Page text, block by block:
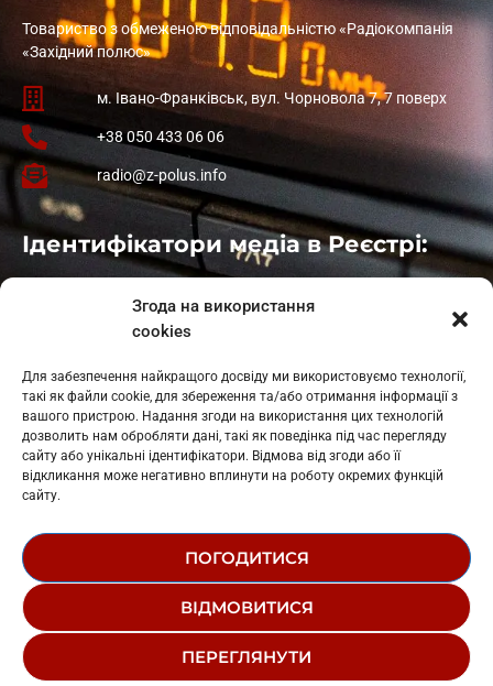
Згода на використання
cookies
Для забезпечення найкращого досвіду ми використовуємо технології,
такі як файли cookie, для збереження та/або отримання інформації з
вашого пристрою. Надання згоди на використання цих технологій
дозволить нам обробляти дані, такі як поведінка під час перегляду
сайту або унікальні ідентифікатори. Відмова від згоди або її
відкликання може негативно вплинути на роботу окремих функцій
сайту.
ПОГОДИТИСЯ
ВІДМОВИТИСЯ
ПЕРЕГЛЯНУТИ
Товариство з обмеженою відповідальністю «Радіокомпанія
«Західний полюс»
м. Івано-Франківськ, вул. Чорновола 7, 7 поверх
+38 050 433 06 06
radio@z-polus.info
Ідентифікатори медіа в Реєстрі:
: L11-01410
: L11-01801
Косів: L11-01805
Гарасимів: L11-02274
© 1995-2026 РК «ЗАХІДНИЙ ПОЛЮС»
РЕДАКЦІЙНИЙ СТАТУТ
СТРУКТУРА ВЛАСНОСТІ